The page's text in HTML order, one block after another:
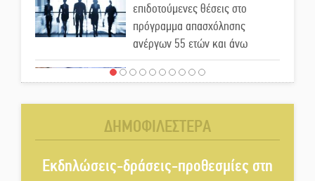
επιδοτούμενες θέσεις στο
πρόγραμμα απασχόλησης
ανέργων 55 ετών και άνω
Μισθός: Το στοίχημα των 1.500
Δάκος: Νέα «όπλα» στην
προστασία της ελιάς
ΔΗΜΟΦΙΛΕΣΤΕΡΑ
Εκδηλώσεις-δράσεις-προθεσμίες στη